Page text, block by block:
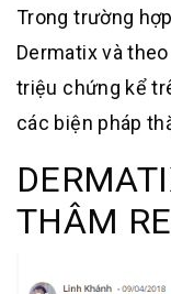
Trong trường
Dermatix và
triệu chứng kể
các biện pháp
THÂM